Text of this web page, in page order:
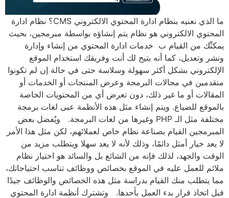
ما الذي نعنيه بنظام ادارة المحتوي الالكتروني CMS؟ نظام ادارة
المحتوي الالكتروني هو نظام يتم إنشاؤه بواسطة مبرمجين، بحيث
يمكنِّك من القيام ب خدمات ادارة المحتوي من إنشاء وإدارة
ونشر وتعديل، كما أنه يتيح لك أنت وفريقك استخدام الموقع
الإلكتروني بشكل أكثر سهولة وسلاسة حتى في حالة إن لم تكونوا
متقدمين في مجالات البرمجة وعرض المنتجات أو الخدمات أو
المقالات أو ما غير ذلك، دون تعرض أي من المحتويات الخاصة
بالموقع للضياع. ويتم إنشاء مثل هذه الأنظمة عبى لغات برمجة
مختلفة مثل الـ PHP وغيرها من لغات البرمجة. ويُفضل بعض
المبرمجين القيام بصناعة نظام خاص لعملائهم، لكن مثل هذا الأمر
لا يعد خيار أمثل دائمًا، وذلك لأنه لا يعد سهلا ويتطلب مزيد من
الوقت والجهد، لذلك فإنه من الشائع بل والسائد هو اختيار نظام
ملائم للعمل عليه في الموقع بخصائص ووظائف تناسب احتياجاتك،
مما يتطلب منك القيام بدراسة مثل هذه الخصائص والوظائف جيدًا
قبل اتخاذ قرار بدء العمل بأحدها. وتشترك أنظمة ادارة المحتوي